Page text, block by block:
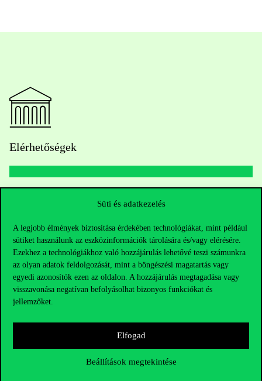
Süti és adatkezelés
A legjobb élmények biztosítása érdekében technológiákat, mint például
sütiket használunk az eszközinformációk tárolására és/vagy elérésére.
Ezekhez a technológiákhoz való hozzájárulás lehetővé teszi számunkra
az olyan adatok feldolgozását, mint a böngészési magatartás vagy
egyedi azonosítók ezen az oldalon. A hozzájárulás megtagadása vagy
visszavonása negatívan befolyásolhat bizonyos funkciókat és
jellemzőket.
Elfogad
Beállítások megtekintése
Elérhetőségek
Kérdésed van a felvételivel kapcsolatban?
Oktatói elérhetőségek
HUB jelenlegi hallgatóinknak